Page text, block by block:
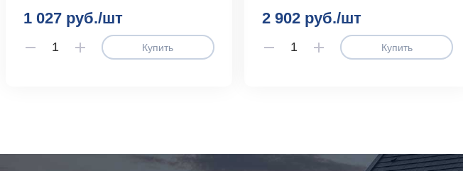
1 027 руб./шт
Купить
2 902 руб./шт
Купить